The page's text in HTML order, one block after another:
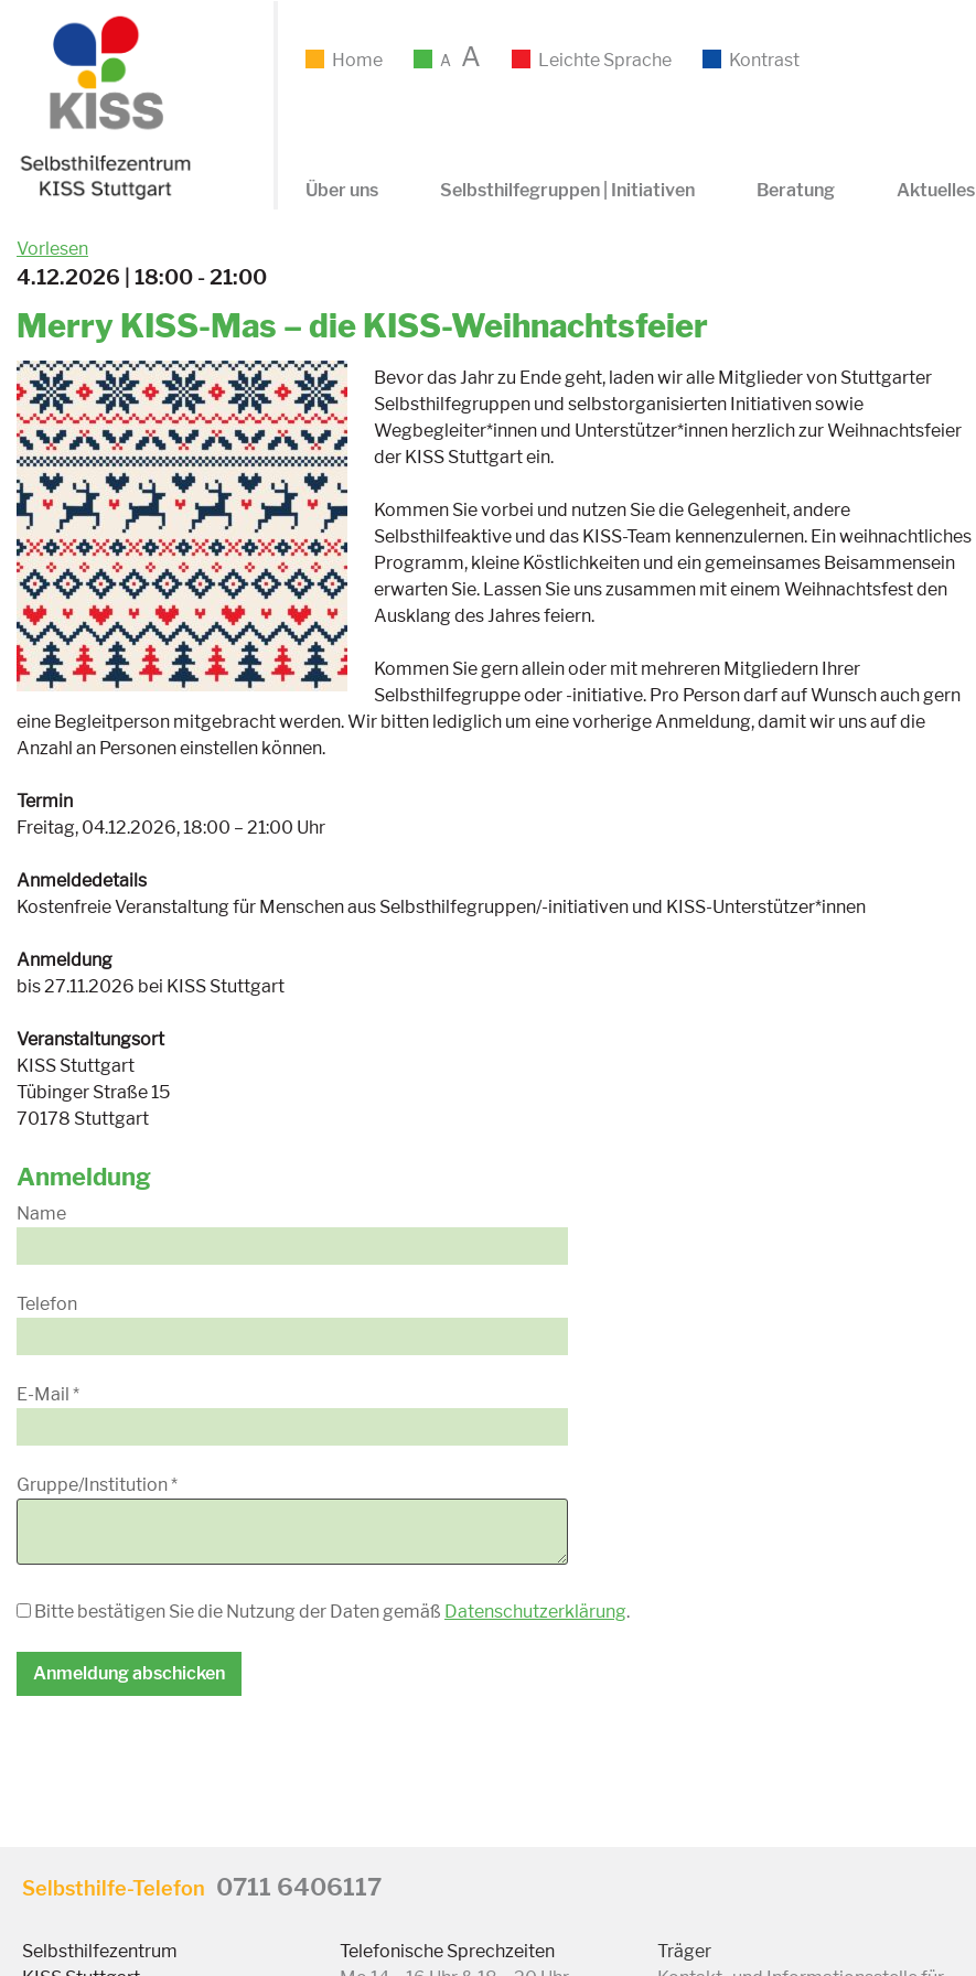
Home A A Leichte Sprache Kontrast
Über uns Selbsthilfegruppen | Initiativen Beratung Aktuelles
Vorlesen
4.12.2026 | 18:00 - 21:00
Merry KISS-Mas – die KISS-Weihnachtsfeier
Bevor das Jahr zu Ende geht, laden wir alle Mitglieder von Stuttgarter
Selbsthilfegruppen und selbstorganisierten Initiativen sowie
Wegbegleiter*innen und Unterstützer*innen herzlich zur Weihnachtsfeier
der KISS Stuttgart ein.
Kommen Sie vorbei und nutzen Sie die Gelegenheit, andere
Selbsthilfeaktive und das KISS-Team kennenzulernen. Ein weihnachtliches
Programm, kleine Köstlichkeiten und ein gemeinsames Beisammensein
erwarten Sie. Lassen Sie uns zusammen mit einem Weihnachtsfest den
Ausklang des Jahres feiern.
Kommen Sie gern allein oder mit mehreren Mitgliedern Ihrer
Selbsthilfegruppe oder -initiative. Pro Person darf auf Wunsch auch gern
eine Begleitperson mitgebracht werden. Wir bitten lediglich um eine vorherige Anmeldung, damit wir uns auf die
Anzahl an Personen einstellen können.
Termin
Freitag, 04.12.2026, 18:00 – 21:00 Uhr
Anmeldedetails
Kostenfreie Veranstaltung für Menschen aus Selbsthilfegruppen/-initiativen und KISS-Unterstützer*innen
Anmeldung
bis 27.11.2026 bei KISS Stuttgart
Veranstaltungsort
KISS Stuttgart
Tübinger Straße 15
70178 Stuttgart
Anmeldung
Name
Telefon
E-Mail *
Gruppe/Institution*
Bitte bestätigen Sie die Nutzung der Daten gemäß Datenschutzerklärung.
Selbsthilfe-Telefon 0711 6406117
Selbsthilfezentrum
Telefonische Sprechzeiten
Träger